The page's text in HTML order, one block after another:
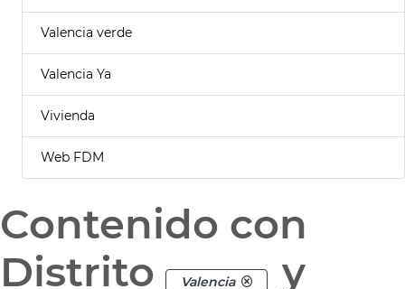
Valencia verde
Valencia Ya
Vivienda
Web FDM
Contenido con
Distrito
Valencia
y